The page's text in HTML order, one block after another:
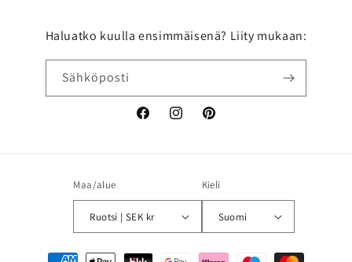
Haluatko kuulla ensimmäisenä? Liity mukaan:
Sähköposti
FacebookInstagramPinterest
Maa/alue
Ruotsi | SEK kr
Kieli
Suomi
Maksutavat